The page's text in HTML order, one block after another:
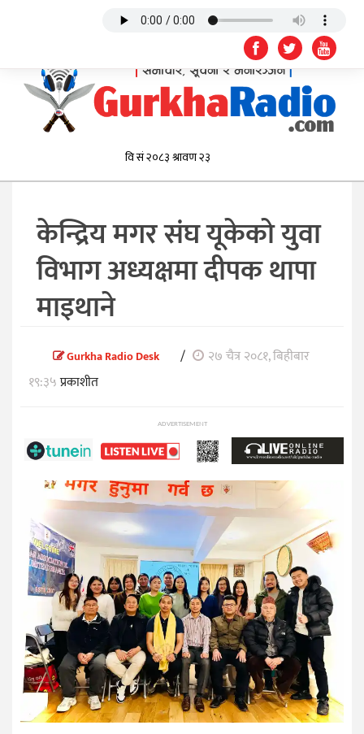
केन्द्रिय मगर संघ यूकेको युवा
विभाग अध्यक्षमा दीपक थापा
माइथाने
Gurkha Radio Desk /
२७ चैत्र २०८१, बिहीबार
१९:३५प्रकाशीत
ADVERTISEMENT